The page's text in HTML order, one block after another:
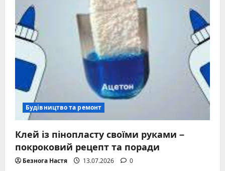
Будівництво та ремонт
Клей із пінопласту своїми руками –
покроковий рецепт та поради
Безнога Настя 13.07.2026 0